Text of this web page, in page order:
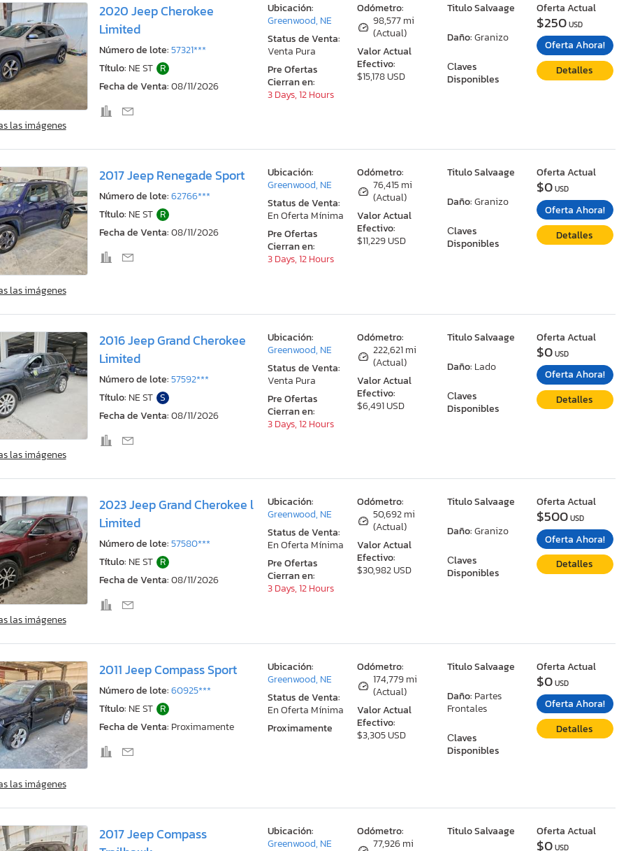
las imágenes
2020 Jeep Cherokee
Limited
Número de lote:57321***
Título: NE ST R
Fecha de Venta:08/11/2026
Odómetro:
98,577 mi
(Actual)
Valor Actual
Efectivo:
$15,178 USD
Titulo Salvaage
Daño:Granizo
Сlaves
Disponibles
Ubicación:
Greenwood, NE
Status de Venta:
Venta Pura
Pre Ofertas
Cierran en:
3 Days, 12 Hours
Oferta Actual
$250USD
Oferta Ahora!
Detalles
las imágenes
2017 Jeep Renegade Sport
Número de lote:62766***
Título: NE ST R
Fecha de Venta:08/11/2026
Odómetro:
76,415 mi
(Actual)
Valor Actual
Efectivo:
$11,229 USD
Titulo Salvaage
Daño:Granizo
Сlaves
Disponibles
Ubicación:
Greenwood, NE
Status de Venta:
En Oferta Mínima
Pre Ofertas
Cierran en:
3 Days, 12 Hours
Oferta Actual
$0USD
Oferta Ahora!
Detalles
las imágenes
2016 Jeep Grand Cherokee
Limited
Número de lote:57592***
Título: NE ST S
Fecha de Venta:08/11/2026
Odómetro:
222,621 mi
(Actual)
Valor Actual
Efectivo:
$6,491 USD
Titulo Salvaage
Daño: Lado
Сlaves
Disponibles
Ubicación:
Greenwood, NE
Status de Venta:
Venta Pura
Pre Ofertas
Cierran en:
3 Days, 12 Hours
Oferta Actual
$0USD
Oferta Ahora!
Detalles
las imágenes
2023 Jeep Grand Cherokee l
Limited
Número de lote:57580***
Título: NE ST R
Fecha de Venta:08/11/2026
Odómetro:
50,692 mi
(Actual)
Valor Actual
Efectivo:
$30,982 USD
Titulo Salvaage
Daño:Granizo
Сlaves
Disponibles
Ubicación:
Greenwood, NE
Status de Venta:
En Oferta Mínima
Pre Ofertas
Cierran en:
3 Days, 12 Hours
Oferta Actual
$500USD
Oferta Ahora!
Detalles
las imágenes
2011 Jeep Compass Sport
Número de lote:60925***
Título: NE ST R
Fecha de Venta: Proximamente
Odómetro:
174,779 mi
(Actual)
Valor Actual
Efectivo:
$3,305 USD
Titulo Salvaage
Daño: Partes
Frontales
Сlaves
Disponibles
Ubicación:
Greenwood, NE
Status de Venta:
En Oferta Mínima
Proximamente
Oferta Actual
$0USD
Oferta Ahora!
Detalles
2017 Jeep Compass
Odómetro:
77,926 mi
Titulo Salvaage
Ubicación:
Greenwood, NE
Oferta Actual
$0USD